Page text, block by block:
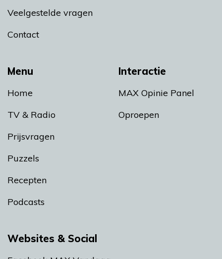
Menu
Home
TV & Radio
Prijsvragen
Puzzels
Recepten
Podcasts
Interactie
MAX Opinie Panel
Oproepen
Veelgestelde vragen
Contact
Websites & Social